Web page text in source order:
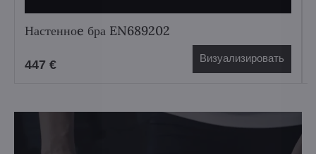
Настенноe бра EN689202
447 € Визуализировать